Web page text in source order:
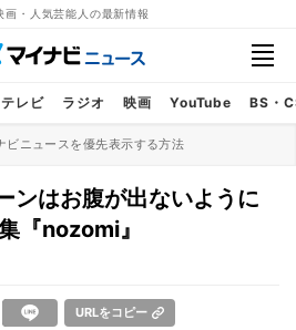
画・人気芸能人の最新情報
テレビ ラジオ 映画 YouTube BS・
ニュースを優先表示する方法
ンはお腹が出ないように
『nozomi』
URLをコピー